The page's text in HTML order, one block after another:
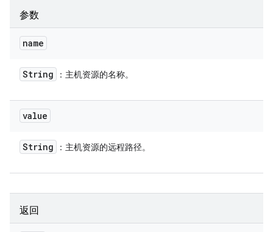
参数
name
String ：主机资源的名称。
value
String ：主机资源的远程路径。
返回